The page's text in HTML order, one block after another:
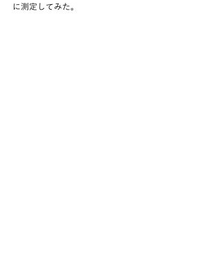
に測定してみた。